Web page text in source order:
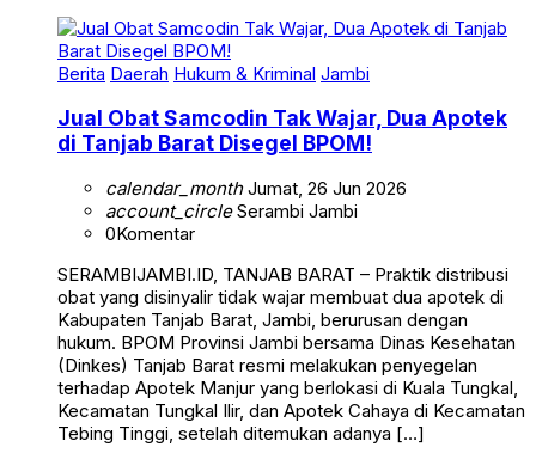
Berita Daerah Hukum & Kriminal Jambi
Jual Obat Samcodin Tak Wajar, Dua Apotek
di Tanjab Barat Disegel BPOM!
calendar_monthJumat, 26 Jun 2026
account_circleSerambi Jambi
0Komentar
SERAMBIJAMBI.ID, TANJAB BARAT – Praktik distribusi
obat yang disinyalir tidak wajar membuat dua apotek di
Kabupaten Tanjab Barat, Jambi, berurusan dengan
hukum. BPOM Provinsi Jambi bersama Dinas Kesehatan
(Dinkes) Tanjab Barat resmi melakukan penyegelan
terhadap Apotek Manjur yang berlokasi di Kuala Tungkal,
Kecamatan Tungkal Ilir, dan Apotek Cahaya di Kecamatan
Tebing Tinggi, setelah ditemukan adanya […]